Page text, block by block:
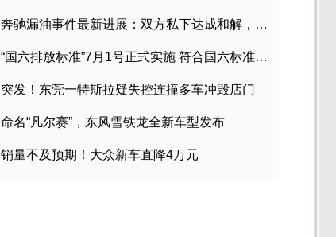
奔驰漏油事件最新进展：双方私下达成和解，工商已介入调查
“国六排放标准”7月1号正式实施 符合国六标准车型目录一览
突发！东莞一特斯拉疑失控连撞多车冲毁店门
命名“凡尔赛”，东风雪铁龙全新车型发布
销量不及预期！大众新车直降4万元